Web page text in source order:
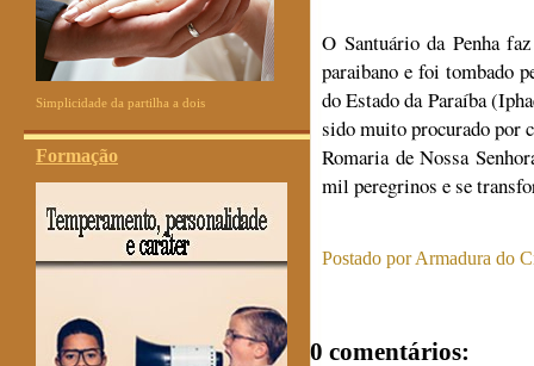
Simplicidade da partilha a dois
Formação
O Santuário da Penha
paraibano e foi tombado
do Estado da Paraíba
sido muito procurado por
Romaria de Nossa
mil peregrinos e se
Postado porArmadura do
0 comentários: